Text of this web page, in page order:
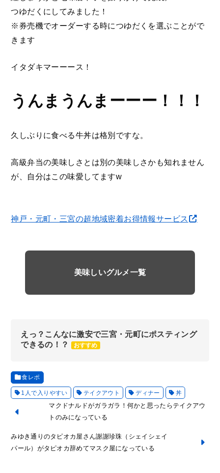
つゆだくにしてみました！
※券売機でオーダーする時につゆだくを選ぶことがで
きます
イタダキマーーース！
うんまうんまーーー！！！
久しぶりに食べる牛丼は格別ですな。
高級弁当の美味しさとは別の美味しさかも知れません
が、自分はこの味愛してますw
神戸・元町・三宮の超地域密着お得情報サービス
美味しいグルメ一覧
えっ？こんなに激安で三宮・元町にポスティング
できるの！？
おすすめ
食レポ
1人で入りやすい テイクアウト ディナー 丼
マクドナルドがガラガラ！何かと思ったらテイクアウ
トのみになっている
みゆき通りのタピオカ屋さん謝謝珍珠（シェイシェイ
パール）がタピオカ辞めてマスク屋になっている